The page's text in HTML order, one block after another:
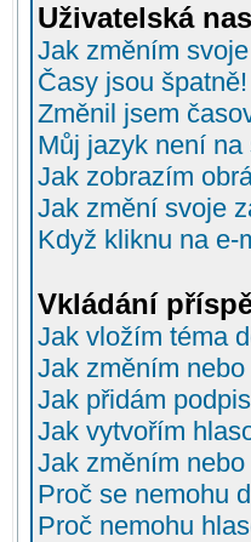
Uživatelská
Jak změním
Časy jsou špatně!
Změnil jsem
Můj jazyk není na
Jak zobrazím
Jak změní svoje
Když kliknu na e-
Vkládání
Jak vložím téma
Jak změním
Jak přidám
Jak vytvořím
Jak změním
Proč se nemohu
Proč nemohu